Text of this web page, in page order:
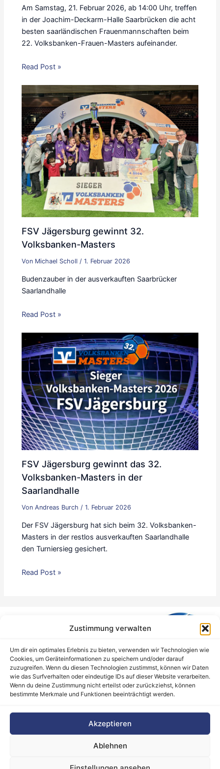
Zustimmung verwalten
Um dir ein optimales Erlebnis zu bieten, verwenden wir Technologien wie
Cookies, um Geräteinformationen zu speichern und/oder darauf
zuzugreifen. Wenn du diesen Technologien zustimmst, können wir Daten
wie das Surfverhalten oder eindeutige IDs auf dieser Website verarbeiten.
Wenn du deine Zustimmung nicht erteilst oder zurückziehst, können
bestimmte Merkmale und Funktionen beeinträchtigt werden.
Akzeptieren
Ablehnen
Am Samstag, 21. Februar 2026, ab 14:00 Uhr, treffen
in der Joachim-Deckarm-Halle Saarbrücken die acht
besten saarländischen Frauenmannschaften beim
22. Volksbanken-Frauen-Masters aufeinander.
Read Post »
FSV Jägersburg gewinnt 32.
Volksbanken-Masters
Von Michael Scholl /1. Februar 2026
Budenzauber in der ausverkauften Saarbrücker
Saarlandhalle
Read Post »
FSV Jägersburg gewinnt das 32.
Volksbanken-Masters in der
Saarlandhalle
VonAndreas Burch /1. Februar 2026
Der FSV Jägersburg hat sich beim 32. Volksbanken-
Masters in der restlos ausverkauften Saarlandhalle
den Turniersieg gesichert.
Read Post »
Barrierefreiheitserklärung
Cookie-Richtlinie (EU)
Datenschutz
Impressum